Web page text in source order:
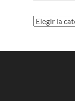
Categorías